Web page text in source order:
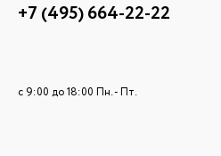
+7 (495) 664-22-22
c 9:00 до 18:00 Пн. - Пт.